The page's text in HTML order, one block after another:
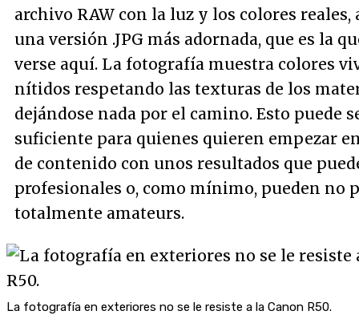
archivo RAW con la luz y los colores reales,
una versión .JPG más adornada, que es la
verse aquí. La fotografía muestra colores
nítidos respetando las texturas de los
dejándose nada por el camino. Esto puede
suficiente para quienes quieren empezar
de contenido con unos resultados que
profesionales o, como mínimo, pueden no
totalmente amateurs.
La fotografía en exteriores no se le resiste a la Canon R50.